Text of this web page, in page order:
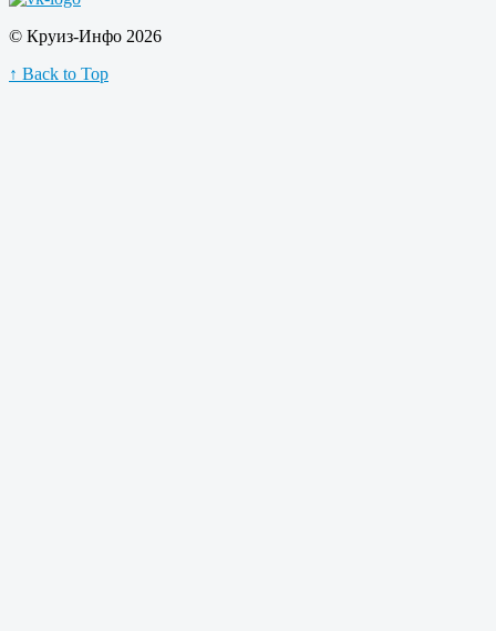
© Круиз-Инфо 2026
↑ Back to Top